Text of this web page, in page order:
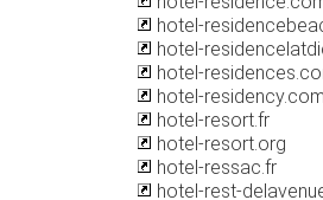
hotel-
hotel-
hotel-
hotel-residency.com
hotel-resort.fr
hotel-resort.org
hotel-ressac.fr
hotel-rest-